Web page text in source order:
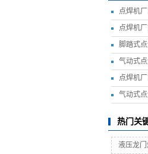
点焊机
点焊机
脚踏式
气动式
点焊机
气动式
热门关
液压龙